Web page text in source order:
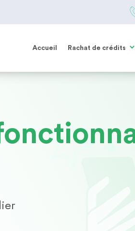
Accueil Rachat de crédits